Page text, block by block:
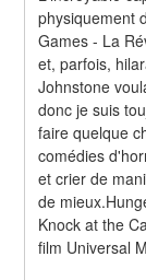
physiquement
Games - La
et, parfois,
Johnstone
donc je suis
faire quelque
comédies
et crier de
de
Knock at the
film Universal